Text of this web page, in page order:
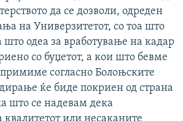
да се дозволи, одреден
на Универзитетот, со тоа што
што одеа за вработување на кадар
со буџетот, а кои што бевме
согласно Болоњските
ќе биде покриен од страна
што се надевам дека